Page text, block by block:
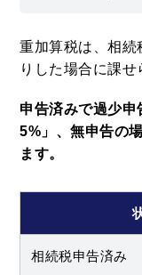
重加算税は、相続
りした場合に課せ
申告済みで過少
5%」、無申告の
ます。
相続税申告済み